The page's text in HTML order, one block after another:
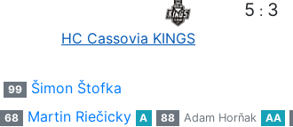
HC Cassovia KINGS
5 : 3
99 Šimon Štofka
68 Martin Riečicky A 88 Adam Horňak AA